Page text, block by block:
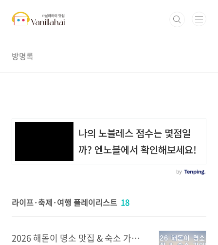
방명록
라이프·축제·여행 플레이리스트 18
2026 해돋이 명소 맛집 & 숙소 가이드"현지인만 아는 명당 포함"